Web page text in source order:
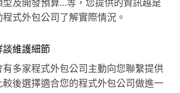
型及開發預算…等，您提供的資訊越是
式外包公司了解實際情況。
談維護細節
有多家程式外包公司主動向您聯繫提供
後選擇適合您的程式外包公司做進一